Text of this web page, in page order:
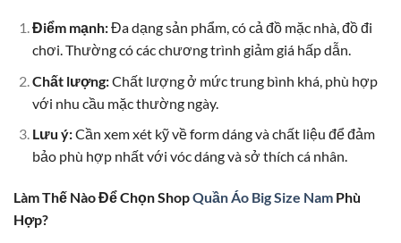
Điểm mạnh:Đa dạng sản phẩm, có cả đồ mặc nhà, đồ đi
chơi. Thường có các chương trình giảm giá hấp dẫn.
Chất lượng:Chất lượng ở mức trung bình khá, phù hợp
với nhu cầu mặc thường ngày.
Lưu ý:Cần xem xét kỹ về form dáng và chất liệu để đảm
bảo phù hợp nhất với vóc dáng và sở thích cá nhân.
Làm Thế Nào Để Chọn ShopQuần Áo Big Size Nam Phù
Hợp?